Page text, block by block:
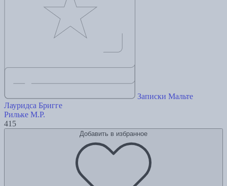
Записки Мальте
Лауридса Бригге
Рильке М.Р.
415
Добавить в избранное